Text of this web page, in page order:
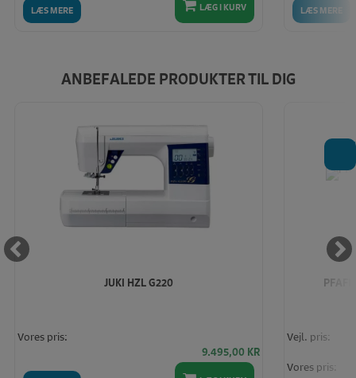
LÆS MERE LÆG I KURV LÆS MERE
ANBEFALEDE PRODUKTER TIL DIG
JUKI HZL G220
Vores pris:
9.495,00 KR
Vejl. pris:
Vores pris: